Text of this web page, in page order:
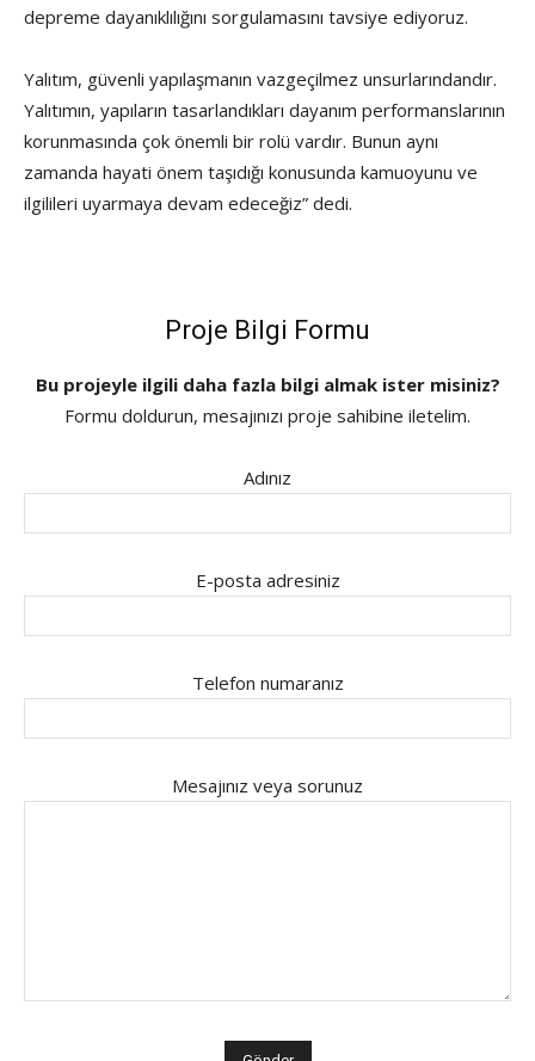
depreme dayanıklılığını sorgulamasını tavsiye ediyoruz.
Yalıtım, güvenli yapılaşmanın vazgeçilmez unsurlarındandır.
Yalıtımın, yapıların tasarlandıkları dayanım performanslarının
korunmasında çok önemli bir rolü vardır. Bunun aynı
zamanda hayati önem taşıdığı konusunda kamuoyunu ve
ilgilileri uyarmaya devam edeceğiz” dedi.
Proje Bilgi Formu
Bu projeyle ilgili daha fazla bilgi almak ister misiniz?
Formu doldurun, mesajınızı proje sahibine iletelim.
Adınız
E-posta adresiniz
Telefon numaranız
Mesajınız veya sorunuz